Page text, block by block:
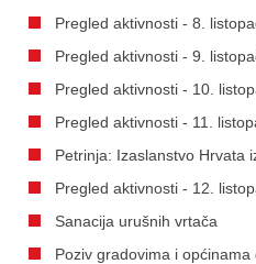
Pregled aktivnosti - 8.
Pregled aktivnosti - 9.
Pregled aktivnosti - 10.
Pregled aktivnosti - 11.
Petrinja: Izaslanstvo Hrvata
Pregled aktivnosti - 12.
Sanacija urušnih vrtača
Poziv gradovima i